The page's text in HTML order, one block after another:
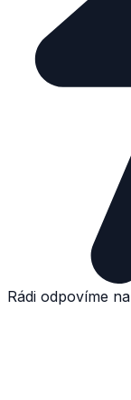
Rádi odpovíme